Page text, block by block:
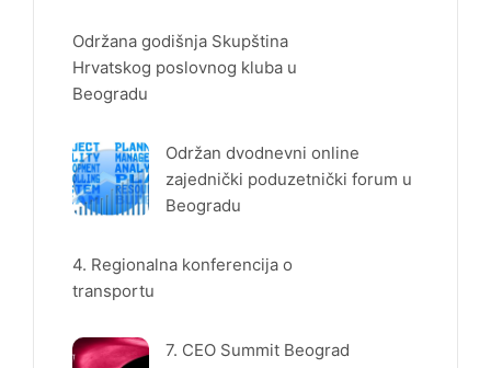
Održana godišnja Skupština
Hrvatskog poslovnog kluba u
Beogradu
Održan dvodnevni online
zajednički poduzetnički forum u
Beogradu
4. Regionalna konferencija o
transportu
7. CEO Summit Beograd